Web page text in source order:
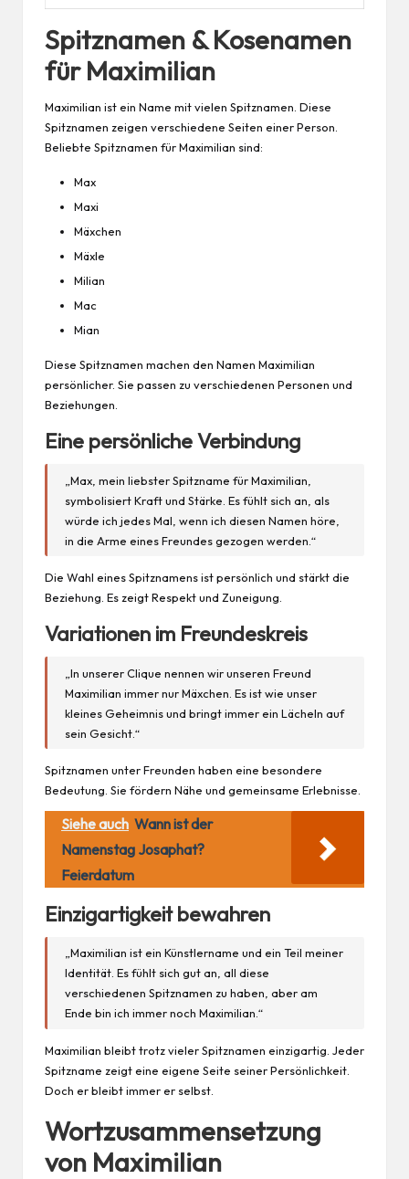
Spitznamen & Kosenamen
für Maximilian
Maximilian ist ein Name mit vielen Spitznamen. Diese
Spitznamen zeigen verschiedene Seiten einer Person.
Beliebte Spitznamen für Maximilian sind:
Max
Maxi
Mäxchen
Mäxle
Milian
Mac
Mian
Diese Spitznamen machen den Namen Maximilian
persönlicher. Sie passen zu verschiedenen Personen und
Beziehungen.
Eine persönliche Verbindung
„Max, mein liebster Spitzname für Maximilian,
symbolisiert Kraft und Stärke. Es fühlt sich an, als
würde ich jedes Mal, wenn ich diesen Namen höre,
in die Arme eines Freundes gezogen werden.“
Die Wahl eines Spitznamens ist persönlich und stärkt die
Beziehung. Es zeigt Respekt und Zuneigung.
Variationen im Freundeskreis
„In unserer Clique nennen wir unseren Freund
Maximilian immer nur Mäxchen. Es ist wie unser
kleines Geheimnis und bringt immer ein Lächeln auf
sein Gesicht.“
Spitznamen unter Freunden haben eine besondere
Bedeutung. Sie fördern Nähe und gemeinsame Erlebnisse.
Siehe auch Wann ist der
Namenstag Josaphat?
Feierdatum
Einzigartigkeit bewahren
„Maximilian ist ein Künstlername und ein Teil meiner
Identität. Es fühlt sich gut an, all diese
verschiedenen Spitznamen zu haben, aber am
Ende bin ich immer noch Maximilian.“
Maximilian bleibt trotz vieler Spitznamen einzigartig. Jeder
Spitzname zeigt eine eigene Seite seiner Persönlichkeit.
Doch er bleibt immer er selbst.
Wortzusammensetzung
von Maximilian